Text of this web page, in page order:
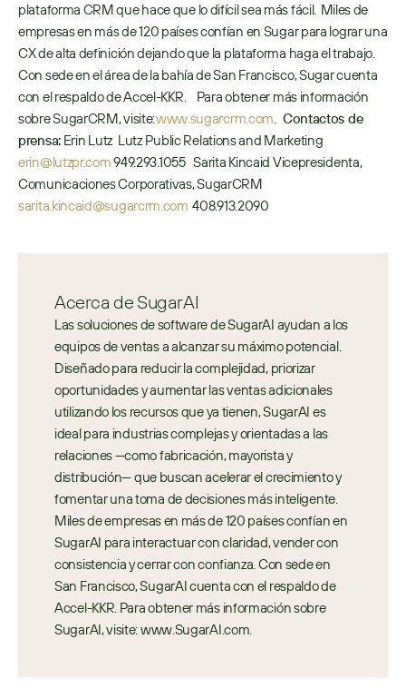
plataforma CRM que hace que lo difícil sea más fácil.  Miles de
empresas en más de 120 países confían en Sugar para lograr una
CX de alta definición dejando que la plataforma haga el trabajo.
Con sede en el área de la bahía de San Francisco, Sugar cuenta
con el respaldo de Accel-KKR.     Para obtener más información
sobre SugarCRM, visite: www.sugarcrm.com. Contactos de
prensa:
erin@lutzpr.com 949.293.1055    Sarita Kincaid Vicepresidenta,
sarita.kincaid@sugarcrm.com 408.913.2090
Acerca de SugarAI
Las soluciones de software de SugarAI ayudan a los
equipos de ventas a alcanzar su máximo potencial.
Diseñado para reducir la complejidad, priorizar
oportunidades y aumentar las ventas adicionales
utilizando los recursos que ya tienen, SugarAI es
ideal para industrias complejas y orientadas a las
relaciones —como fabricación, mayorista y
distribución— que buscan acelerar el crecimiento y
fomentar una toma de decisiones más inteligente.
Miles de empresas en más de 120 países confían en
SugarAI para interactuar con claridad, vender con
consistencia y cerrar con confianza. Con sede en
San Francisco, SugarAI cuenta con el respaldo de
Accel-KKR. Para obtener más información sobre
SugarAI, visite: www.SugarAI.com.